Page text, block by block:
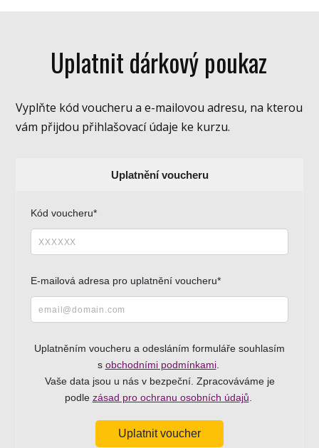
Uplatnit dárkový poukaz
Vyplňte kód voucheru a e-mailovou adresu, na kterou
vám přijdou přihlašovací údaje ke kurzu.
Uplatnění voucheru
Kód voucheru*
E-mailová adresa pro uplatnění voucheru*
Uplatněním voucheru a odesláním formuláře souhlasím
s obchodními podmínkami.
Vaše data jsou u nás v bezpeční. Zpracováváme je
podle zásad pro ochranu osobních údajů.
Uplatnit voucher